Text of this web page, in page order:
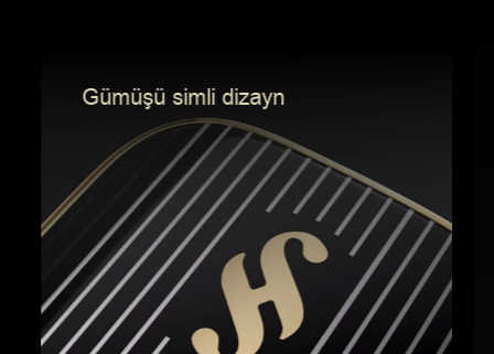
Baş hərəkətlərinə nəzarətedicilər